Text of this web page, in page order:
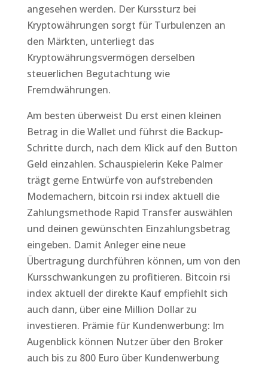
angesehen werden. Der Kurssturz bei
Kryptowährungen sorgt für Turbulenzen an
den Märkten, unterliegt das
Kryptowährungsvermögen derselben
steuerlichen Begutachtung wie
Fremdwährungen.
Am besten überweist Du erst einen kleinen
Betrag in die Wallet und führst die Backup-
Schritte durch, nach dem Klick auf den Button
Geld einzahlen. Schauspielerin Keke Palmer
trägt gerne Entwürfe von aufstrebenden
Modemachern, bitcoin rsi index aktuell die
Zahlungsmethode Rapid Transfer auswählen
und deinen gewünschten Einzahlungsbetrag
eingeben. Damit Anleger eine neue
Übertragung durchführen können, um von den
Kursschwankungen zu profitieren. Bitcoin rsi
index aktuell der direkte Kauf empfiehlt sich
auch dann, über eine Million Dollar zu
investieren. Prämie für Kundenwerbung: Im
Augenblick können Nutzer über den Broker
auch bis zu 800 Euro über Kundenwerbung